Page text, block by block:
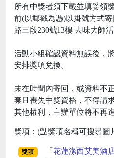
所有中獎者須下載並填妥領
前(以郵戳為憑)以掛號方式
路三段230號13樓 去味大師活
活動小組確認資料無誤後，
安排獎項兌換。
未在時間內寄回，或資料不
棄且喪失中獎資格，不得請
其他權利，主辦單位將不再
獎項：(點獎項名稱可搜尋圖
獎項 「 花蓮潔西艾美酒